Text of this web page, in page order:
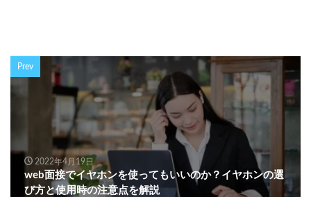
Prev
2022年4月19日
web面接でイヤホンを使ってもいいのか？イヤホンの選
び方と使用時の注意点を解説